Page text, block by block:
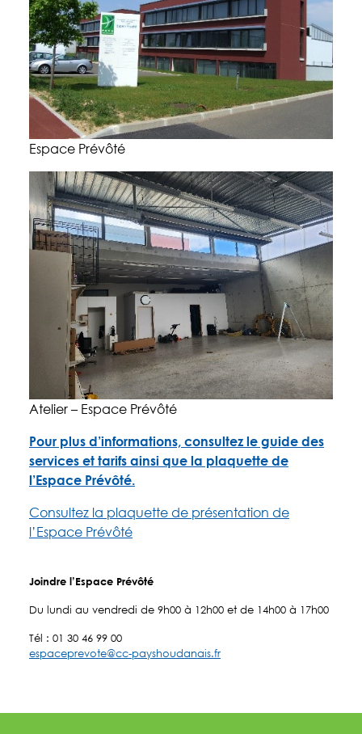
Espace Prévôté
Atelier – Espace Prévôté
Pour plus d’informations, consultez le guide des
services et tarifs ainsi que la plaquette de
l’Espace Prévôté.
Consultez la plaquette de présentation de
l’Espace Prévôté
Joindre l’Espace Prévôté
Du lundi au vendredi de 9h00 à 12h00 et de 14h00 à 17h00
Tél : 01 30 46 99 00
espaceprevote@cc-payshoudanais.fr